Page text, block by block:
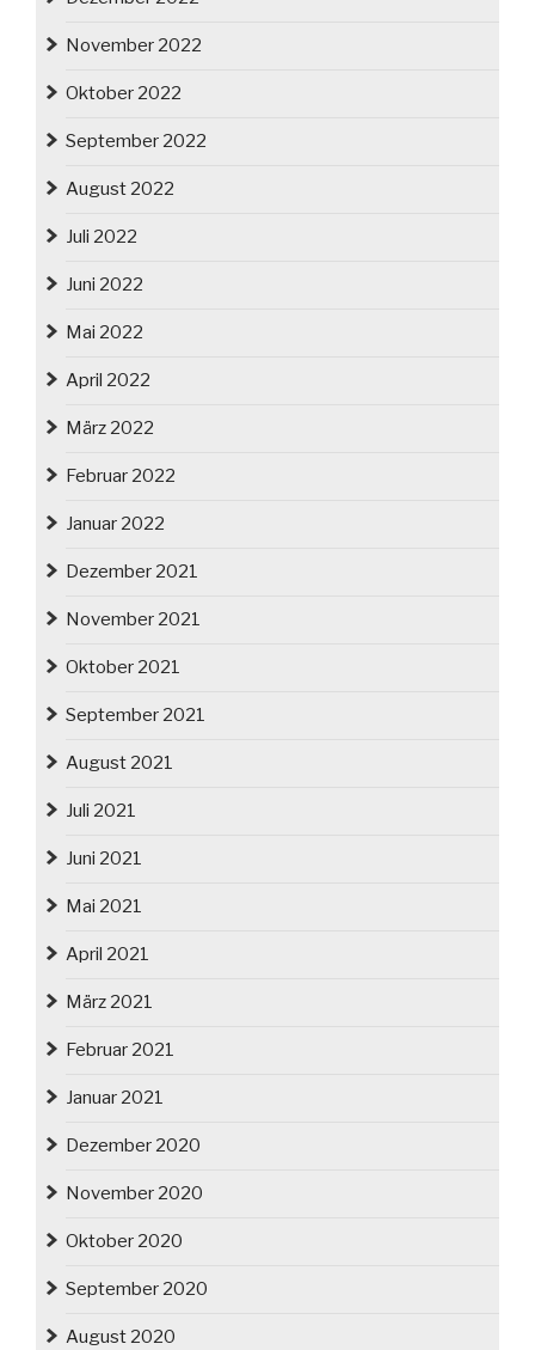
November 2022
Oktober 2022
September 2022
August 2022
Juli 2022
Juni 2022
Mai 2022
April 2022
März 2022
Februar 2022
Januar 2022
Dezember 2021
November 2021
Oktober 2021
September 2021
August 2021
Juli 2021
Juni 2021
Mai 2021
April 2021
März 2021
Februar 2021
Januar 2021
Dezember 2020
November 2020
Oktober 2020
September 2020
August 2020